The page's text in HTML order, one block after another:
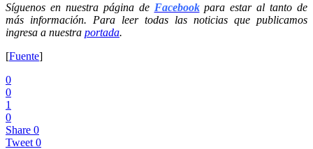
Síguenos en nuestra página de Facebookpara estar al tanto de
más información. Para leer todas las noticias que publicamos
ingresa a nuestra portada.
[Fuente]
0
0
1
0
Share 0
Tweet 0